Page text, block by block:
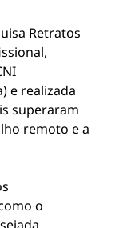
Retratos
e realizada
superaram
remoto e a
o